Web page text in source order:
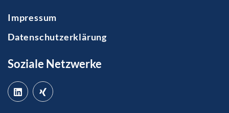
Impressum
Datenschutzerklärung
Soziale Netzwerke